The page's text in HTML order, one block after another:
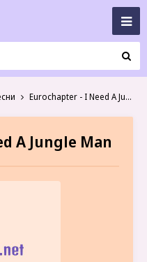
Eurochapter - I Need A Jungle Man
A Jungle Man